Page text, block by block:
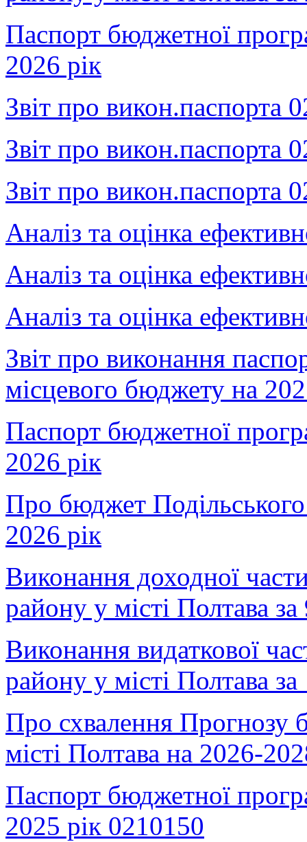
Паспорт бюджетної
2026 рік
Звіт про викон.паспорта
Звіт про викон.паспорта
Звіт про викон.паспорта
Аналіз та оцінка
Аналіз та оцінка
Аналіз та оцінка
Звіт про виконання
місцевого бюджету на
Паспорт бюджетної
2026 рік
Про бюджет
2026 рік
Виконання доходної
району у місті Полтава
Виконання видаткової
району у місті Полтава
Про схвалення Прогнозу
місті Полтава на 2026-
Паспорт бюджетної
2025 рік 0210150